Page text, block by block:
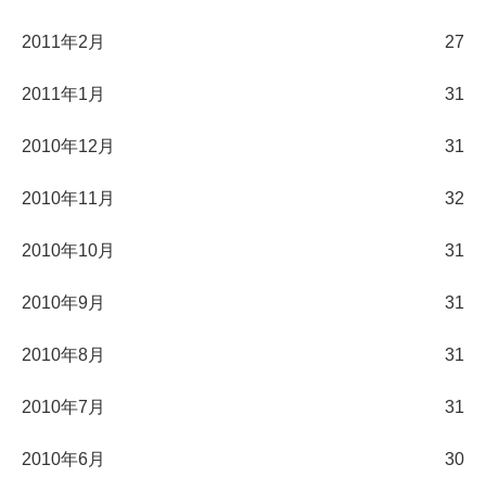
2011年2月 27
2011年1月 31
2010年12月 31
2010年11月 32
2010年10月 31
2010年9月 31
2010年8月 31
2010年7月 31
2010年6月 30